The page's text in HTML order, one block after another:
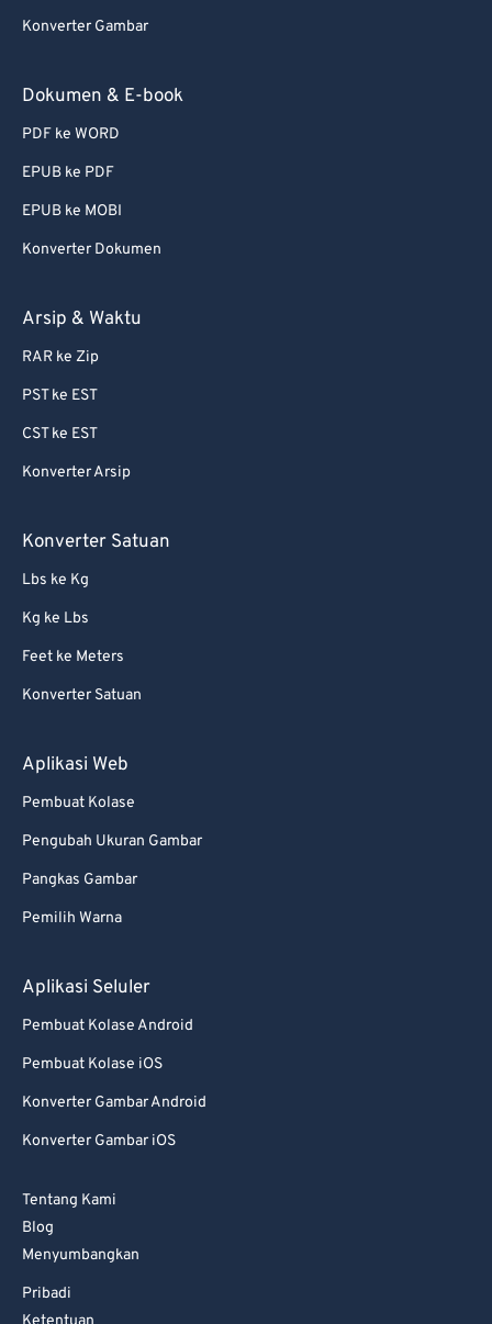
Konverter Gambar
Dokumen & E-book
PDF ke WORD
EPUB ke PDF
EPUB ke MOBI
Konverter Dokumen
Arsip & Waktu
RAR ke Zip
PST ke EST
CST ke EST
Konverter Arsip
Konverter Satuan
Lbs ke Kg
Kg ke Lbs
Feet ke Meters
Konverter Satuan
Aplikasi Web
Pembuat Kolase
Pengubah Ukuran Gambar
Pangkas Gambar
Pemilih Warna
Aplikasi Seluler
Pembuat Kolase Android
Pembuat Kolase iOS
Konverter Gambar Android
Konverter Gambar iOS
Tentang Kami
Blog
Menyumbangkan
Pribadi